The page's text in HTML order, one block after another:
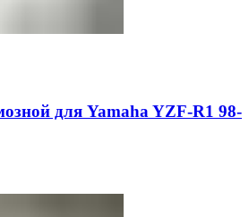
для Yamaha YZF-R1 98-